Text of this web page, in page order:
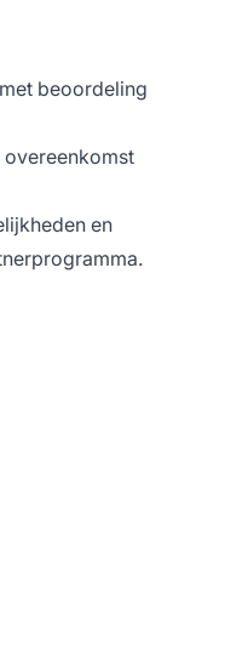
beoordeling
en